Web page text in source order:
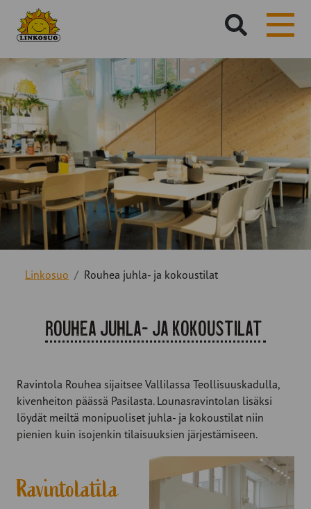
sivustolta:
Linkosuo Rouhea juhla- ja kokoustilat
Rouhea juhla- ja kokoustilat
Ravintola Rouhea sijaitsee Vallilassa Teollisuuskadulla,
kivenheiton päässä Pasilasta. Lounasravintolan lisäksi
löydät meiltä monipuoliset juhla- ja kokoustilat niin
pienien kuin isojenkin tilaisuuksien järjestämiseen.
Ravintolatila